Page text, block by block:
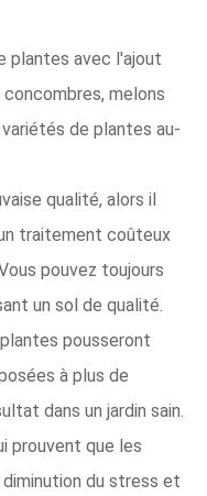
plantes avec l'ajout
melons
de plantes au-
qualité, alors il
traitement coûteux
pouvez toujours
un sol de qualité.
pousseront
à plus de
dans un jardin sain.
prouvent que les
du stress et